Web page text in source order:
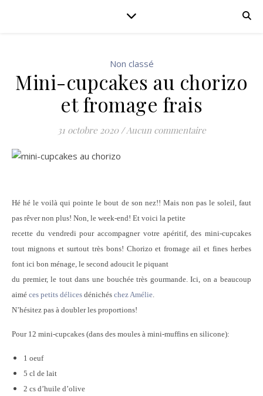
Non classé
Mini-cupcakes au chorizo
et fromage frais
31 octobre 2020 /Aucun commentaire
Hé hé le voilà qui pointe le bout de son nez!! Mais non pas le soleil, faut
pas rêver non plus! Non, le week-end! Et voici la petite
recette du vendredi pour accompagner votre apéritif, des mini-cupcakes
tout mignons et surtout très bons! Chorizo et fromage ail et fines herbes
font ici bon ménage, le second adoucit le piquant
du premier, le tout dans une bouchée très gourmande. Ici, on a beaucoup
aimé ces petits délices dénichés chez Amélie.
N’hésitez pas à doubler les proportions!
Pour 12 mini-cupcakes (dans des moules à mini-muffins en silicone):
1 oeuf
5 cl de lait
2 cs d’huile d’olive